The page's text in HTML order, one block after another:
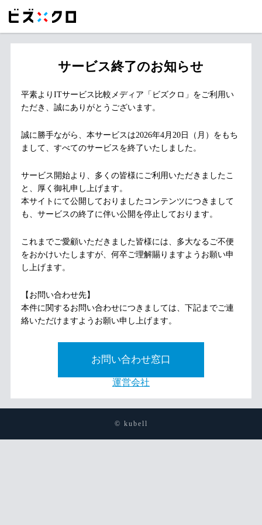
サービス終了のお知らせ
平素よりITサービス比較メディア「ビズクロ」をご利用い
ただき、誠にありがとうございます。
誠に勝手ながら、本サービスは2026年4月20日（月）をもち
まして、すべてのサービスを終了いたしました。
サービス開始より、多くの皆様にご利用いただきましたこ
と、厚く御礼申し上げます。
本サイトにて公開しておりましたコンテンツにつきまして
も、サービスの終了に伴い公開を停止しております。
これまでご愛顧いただきました皆様には、多大なるご不便
をおかけいたしますが、何卒ご理解賜りますようお願い申
し上げます。
【お問い合わせ先】
本件に関するお問い合わせにつきましては、下記までご連
絡いただけますようお願い申し上げます。
お問い合わせ窓口
運営会社
© kubell